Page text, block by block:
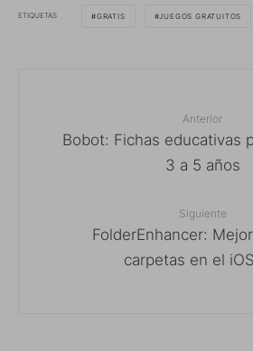
ETIQUETAS GRATIS JUEGOS GRATUITOS
Anterior
Bobot: Fichas educativas
3 a 5 años
Siguiente
FolderEnhancer:
carpetas en el